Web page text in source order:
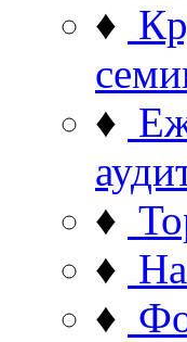
♦
♦
♦
♦
♦